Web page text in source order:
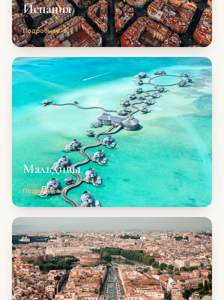
Испания
Подробнее →
Мальдивы
Подробнее →